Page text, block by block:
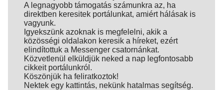
A legnagyobb támogatás számunkra az, ha
direktben keresitek portálunkat, amiért hálásak is
vagyunk.
Igyekszünk azoknak is megfelelni, akik a
közösségi oldalakon keresik a híreket, ezért
elindítottuk a Messenger csatornánkat.
Közvetlenül elküldjük neked a nap legfontosabb
cikkeit portálunkról.
Köszönjük ha feliratkoztok!
Nektek egy kattintás, nekünk hatalmas segítség.